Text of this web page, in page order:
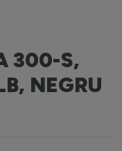
300-S,
NEGRU